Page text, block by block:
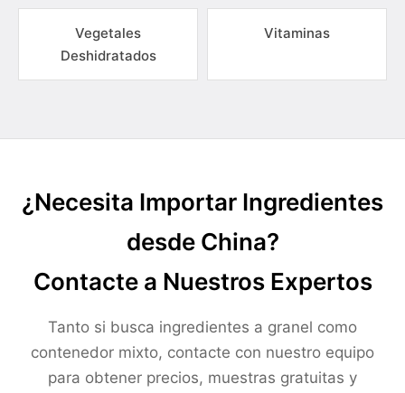
Vegetales
Deshidratados
Vitaminas
¿Necesita Importar Ingredientes
desde China?
Contacte a Nuestros Expertos
Tanto si busca ingredientes a granel como
contenedor mixto, contacte con nuestro equipo
para obtener precios, muestras gratuitas y